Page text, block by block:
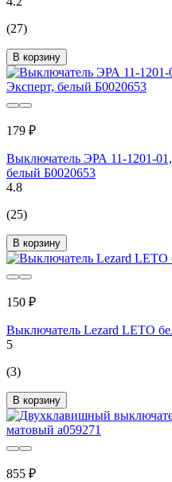
(27)
В корзину
179 ₽
Выключатель ЭРА 11-1201-
белый Б0020653
4.8
(25)
В корзину
150 ₽
Выключатель Lezard LETO
5
(3)
В корзину
855 ₽